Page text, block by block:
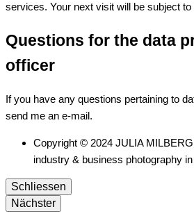
services. Your next visit will be subject
Questions for the data
officer
If you have any questions pertaining to
send me an e-mail.
Copyright © 2024 JULIA
industry & business photography
Schliessen
Nächster